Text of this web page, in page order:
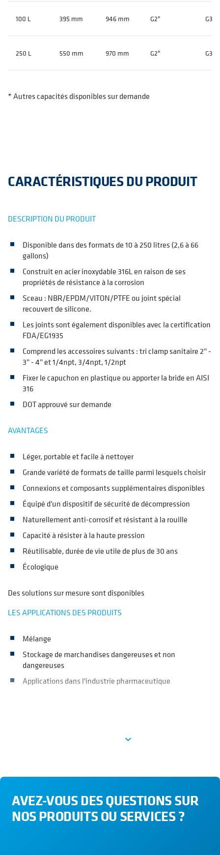
100 L 395 mm 946 mm G2" G3/
250 L 550 mm 970 mm G2" G3/
* Autres capacités disponibles sur demande
CARACTÉRISTIQUES DU PRODUIT
DESCRIPTION DU PRODUIT
Disponible dans des formats de 10 à 250 litres (2,6 à 66
gallons)
Construit en acier inoxydable 316L en raison de ses
propriétés de résistance à la corrosion
Sceau : NBR/EPDM/VITON/PTFE ou joint spécial
recouvert de silicone.
Les joints sont également disponibles avec la certification
FDA/EG1935
Comprend les accessoires suivants : tri clamp sanitaire 2'' -
3'' - 4'' et 1/4npt, 3/4npt, 1/2npt
Fixer le capuchon en plastique ou apporter la bride en AISI
316
DOT approuvé sur demande
AVANTAGES
Léger, portable et facile à nettoyer
Grande variété de formats de taille parmi lesquels choisir
Connexions et composants supplémentaires disponibles
Équipé d'un dispositif de sécurité de décompression
Naturellement anti-corrosif et résistant à la rouille
Capacité à résister à la haute pression
Réutilisable, durée de vie utile de plus de 30 ans
Écologique
Des solutions sur mesure sont disponibles
LES APPLICATIONS DES PRODUITS
Mélange
Stockage de marchandises dangereuses et non
dangereuses
Applications dans l'industrie pharmaceutique
expand_more
AVEZ-VOUS DES QUESTIONS SUR
NOS PRODUITS OU SERVICES ?